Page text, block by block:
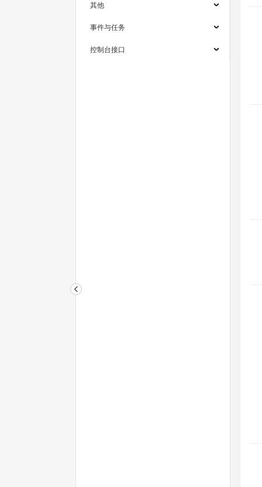
其他
事件与任务
控制台接口